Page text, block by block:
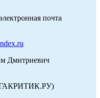
почта
Дмитриевич